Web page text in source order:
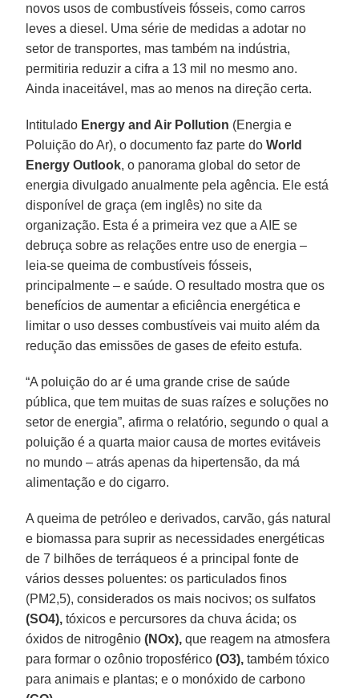
novos usos de combustíveis fósseis, como carros
leves a diesel. Uma série de medidas a adotar no
setor de transportes, mas também na indústria,
permitiria reduzir a cifra a 13 mil no mesmo ano.
Ainda inaceitável, mas ao menos na direção certa.
Intitulado Energy and Air Pollution (Energia e
Poluição do Ar), o documento faz parte doWorld
Energy Outlook, o panorama global do setor de
energia divulgado anualmente pela agência. Ele está
disponível de graça (em inglês) no site da
organização. Esta é a primeira vez que a AIE se
debruça sobre as relações entre uso de energia –
leia-se queima de combustíveis fósseis,
principalmente – e saúde. O resultado mostra que os
benefícios de aumentar a eficiência energética e
limitar o uso desses combustíveis vai muito além da
redução das emissões de gases de efeito estufa.
“A poluição do ar é uma grande crise de saúde
pública, que tem muitas de suas raízes e soluções no
setor de energia”, afirma o relatório, segundo o qual a
poluição é a quarta maior causa de mortes evitáveis
no mundo – atrás apenas da hipertensão, da má
alimentação e do cigarro.
A queima de petróleo e derivados, carvão, gás natural
e biomassa para suprir as necessidades energéticas
de 7 bilhões de terráqueos é a principal fonte de
vários desses poluentes: os particulados finos
(PM2,5), considerados os mais nocivos; os sulfatos
(SO4), tóxicos e percursores da chuva ácida; os
óxidos de nitrogênio(NOx), que reagem na atmosfera
para formar o ozônio troposférico(O3), também tóxico
para animais e plantas; e o monóxido de carbono